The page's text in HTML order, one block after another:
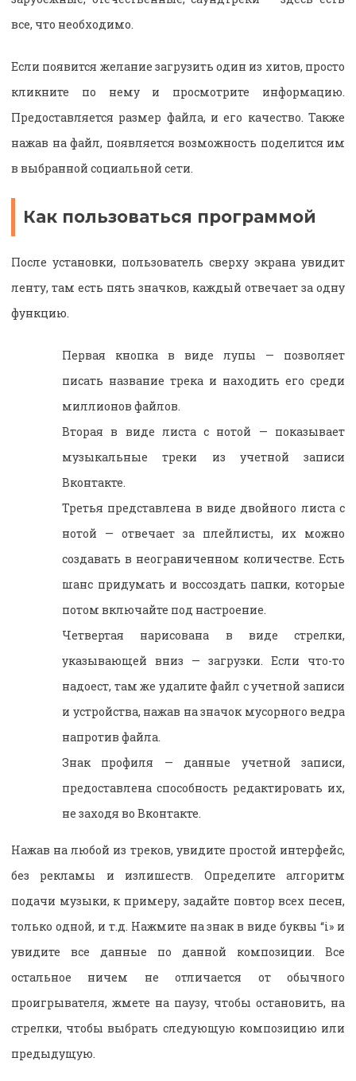
все, что необходимо.
Если появится желание загрузить один из хитов, просто
кликните по нему и просмотрите информацию.
Предоставляется размер файла, и его качество. Также
нажав на файл, появляется возможность поделится им
в выбранной социальной сети.
Как пользоваться программой
После установки, пользователь сверху экрана увидит
ленту, там есть пять значков, каждый отвечает за одну
функцию.
Первая кнопка в виде лупы — позволяет
писать название трека и находить его среди
миллионов файлов.
Вторая в виде листа с нотой — показывает
музыкальные треки из учетной записи
Вконтакте.
Третья представлена в виде двойного листа с
нотой — отвечает за плейлисты, их можно
создавать в неограниченном количестве. Есть
шанс придумать и воссоздать папки, которые
потом включайте под настроение.
Четвертая нарисована в виде стрелки,
указывающей вниз — загрузки. Если что-то
надоест, там же удалите файл с учетной записи
и устройства, нажав на значок мусорного ведра
напротив файла.
Знак профиля — данные учетной записи,
предоставлена способность редактировать их,
не заходя во Вконтакте.
Нажав на любой из треков, увидите простой интерфейс,
без рекламы и излишеств. Определите алгоритм
подачи музыки, к примеру, задайте повтор всех песен,
только одной, и т.д. Нажмите на знак в виде буквы “і» и
увидите все данные по данной композиции. Все
остальное ничем не отличается от обычного
проигрывателя, жмете на паузу, чтобы остановить, на
стрелки, чтобы выбрать следующую композицию или
предыдущую.